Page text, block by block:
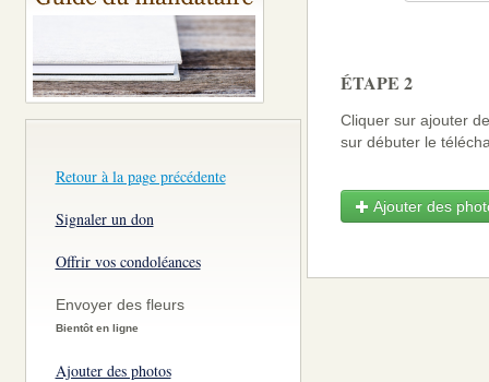
Retour à la page précédente
Signaler un don
Offrir vos condoléances
Envoyer des fleurs
Bientôt en ligne
Ajouter des photos
ÉTAPE 2
Cliquer sur ajouter
sur débuter le
Ajouter des